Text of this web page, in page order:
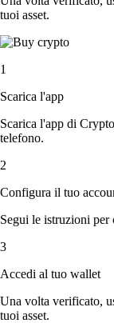
tuoi asset.
1
Scarica l'app
Scarica l'app di
telefono.
2
Configura il tuo
Segui le istruzioni per
3
Accedi al tuo wallet
Una volta verificato,
tuoi asset.